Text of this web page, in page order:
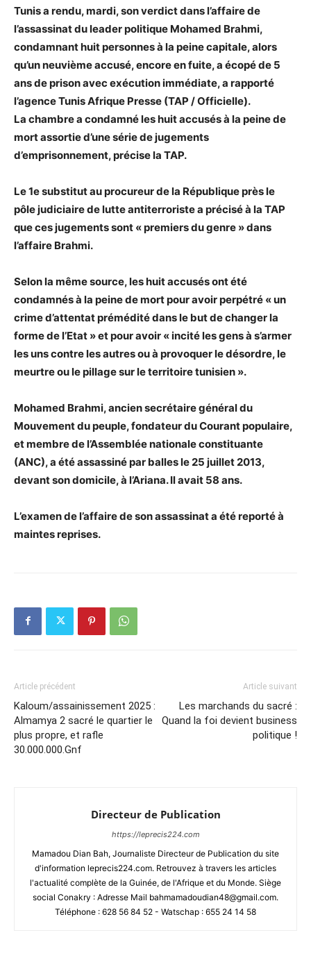
Tunis a rendu, mardi, son verdict dans l’affaire de
l’assassinat du leader politique Mohamed Brahmi,
condamnant huit personnes à la peine capitale, alors
qu’un neuvième accusé, encore en fuite, a écopé de 5
ans de prison avec exécution immédiate, a rapporté
l’agence Tunis Afrique Presse (TAP / Officielle).
La chambre a condamné les huit accusés à la peine de
mort assortie d’une série de jugements
d’emprisonnement, précise la TAP.
Le 1e substitut au procureur de la République près le
pôle judiciaire de lutte antiterroriste a précisé à la TAP
que ces jugements sont « premiers du genre » dans
l’affaire Brahmi.
Selon la même source, les huit accusés ont été
condamnés à la peine de mort pour avoir perpétré « un
crime d’attentat prémédité dans le but de changer la
forme de l’Etat » et pour avoir « incité les gens à s’armer
les uns contre les autres ou à provoquer le désordre, le
meurtre ou le pillage sur le territoire tunisien ».
Mohamed Brahmi, ancien secrétaire général du
Mouvement du peuple, fondateur du Courant populaire,
et membre de l’Assemblée nationale constituante
(ANC), a été assassiné par balles le 25 juillet 2013,
devant son domicile, à l’Ariana. Il avait 58 ans.
L’examen de l’affaire de son assassinat a été reporté à
maintes reprises.
Article précédent
Kaloum/assainissement 2025 :
Almamya 2 sacré le quartier le
plus propre, et rafle
30.000.000.Gnf
Article suivant
Les marchands du sacré :
Quand la foi devient business
politique !
Directeur de Publication
https://leprecis224.com
Mamadou Dian Bah, Journaliste Directeur de Publication du site
d'information leprecis224.com. Retrouvez à travers les articles
l'actualité complète de la Guinée, de l'Afrique et du Monde. Siège
social Conakry : Adresse Mail bahmamadoudian48@gmail.com.
Téléphone : 628 56 84 52 - Watschap : 655 24 14 58